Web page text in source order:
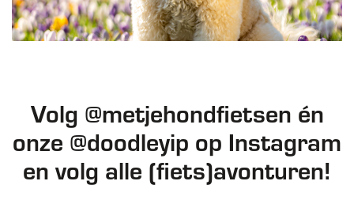
Volg @metjehondfietsen én
onze @doodleyip op Instagram
en volg alle (fiets)avonturen!